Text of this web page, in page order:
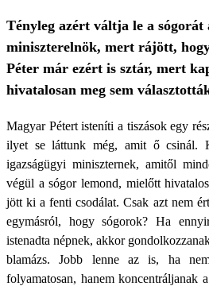
Tényleg azért váltja le a sógorát
miniszterelnök, mert rájött,
Péter már ezért is sztár, mert
hivatalosan meg sem
Magyar Pétert isteníti a tiszások egy
ilyet se láttunk még, amit ő csinál.
igazságügyi miniszternek, amitől
végül a sógor lemond, mielőtt
jött ki a fenti csodálat. Csak azt nem
egymásról, hogy sógorok? Ha
istenadta népnek, akkor
blamázs. Jobb lenne az is, ha
folyamatosan, hanem koncentráljanak